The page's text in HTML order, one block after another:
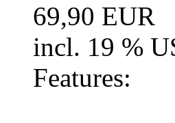
69,90 EUR
incl. 19 %
Features: